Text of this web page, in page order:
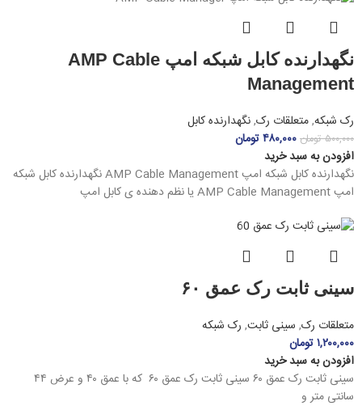
نگهدارنده کابل شبکه امپ AMP Cable
Management
رک شبکه,متعلقات رک,نگهدارنده کابل
۵۰۰,۰۰۰تومان۴۸۰,۰۰۰تومان
افزودن به سبد خرید
نگهدارنده کابل شبکه امپ AMP Cable Management نگهدارنده کابل شبکه
امپ AMP Cable Management یا نظم دهنده ی کابل امپ
سینی ثابت رک عمق ۶۰
متعلقات رک, سینی ثابت, رک شبکه
۱,۲۰۰,۰۰۰تومان
افزودن به سبد خرید
سینی ثابت رک عمق ۶۰ سینی ثابت رک عمق ۶۰ که با عمق ۴۰ و عرض ۴۴
سانتی متر و